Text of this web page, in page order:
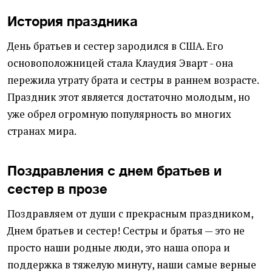
История праздника
День братьев и сестер зародился в США. Его
основоположницей стала Клаудия Эварт - она
пережила утрату брата и сестры в раннем возрасте.
Праздник этот является достаточно молодым, но
уже обрел огромную популярность во многих
странах мира.
Поздравления с днем братьев и
сестер в прозе
Поздравляем от души с прекрасным праздником,
Днем братьев и сестер! Сестры и братья — это не
просто наши родные люди, это наша опора и
поддержка в тяжелую минуту, наши самые верные